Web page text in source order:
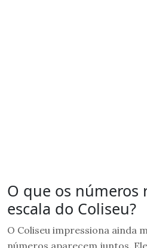
O que os números
escala do Coliseu?
O Coliseu impressiona ainda
números aparecem juntos.